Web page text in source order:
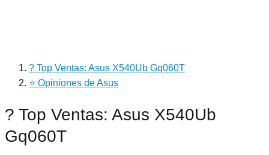
? Top Ventas: Asus X540Ub Gq060T
⭐ Opiniones de Asus
? Top Ventas: Asus X540Ub
Gq060T